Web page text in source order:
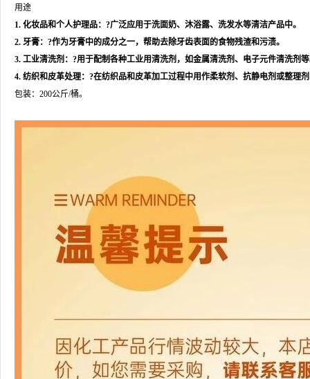
用途
1. 化妆品和个人护理品：?广泛应用于洗面奶、沐浴露、洗发水等清洁产品中。
2. 牙膏：?作为牙膏中的成分之一，帮助去除牙齿表面的食物残渣和污渍。
3. 工业清洗剂：?用于配制各种工业用清洗剂，如金属清洗剂、电子元件清洗剂
4. 纺织和皮革处理：?在纺织品和皮革加工过程中用作柔软剂、抗静电剂或整理
包装：200公斤/桶。